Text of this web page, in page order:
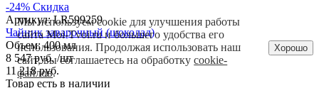
-24% Скидка
Артикул:LR599259
Чайник заварочный (шоколад)
Объем: 400 мл
8 547 руб. /шт
11 218 руб.
Товар есть в наличии
Мы используем cookie для улучшения работы
сайта Moi-Tvoi.ru и большего удобства его
использования. Продолжая использовать наш
сайт, вы соглашаетесь на обработкуcookie-
файлов.
Хорошо